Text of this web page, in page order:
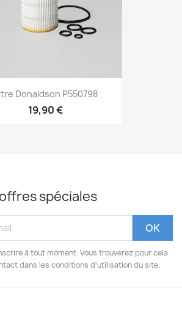
Donaldson P550798
19,90 €
spéciales
à tout moment. Vous trouverez pour cela
dans les conditions d'utilisation du site.